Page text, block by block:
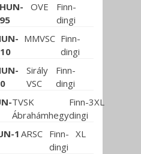
HUN-
95
OVE
Finn-
dingi
MMVSC Finn-
dingi
Sirály
VSC
Finn-
dingi
TVSK
Ábrahámhegy
Finn-
dingi
3XL
1ARSC Finn-
dingi
XL